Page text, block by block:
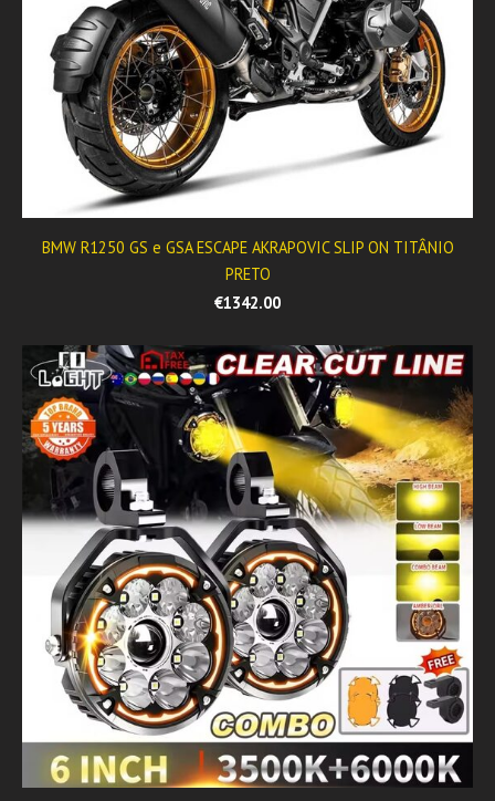
BMW R1250 GS e GSA ESCAPE AKRAPOVIC SLIP ON TITÂNIO
PRETO
€1342.00